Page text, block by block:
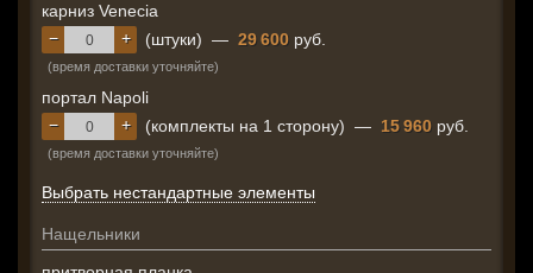
карниз Venecia
+
− (штуки) — 29 600 руб.
(время доставки уточняйте)
портал Napoli
+
− (комплекты на 1 сторону) — 15 960 руб.
(время доставки уточняйте)
Выбрать нестандартные элементы
Нащельники